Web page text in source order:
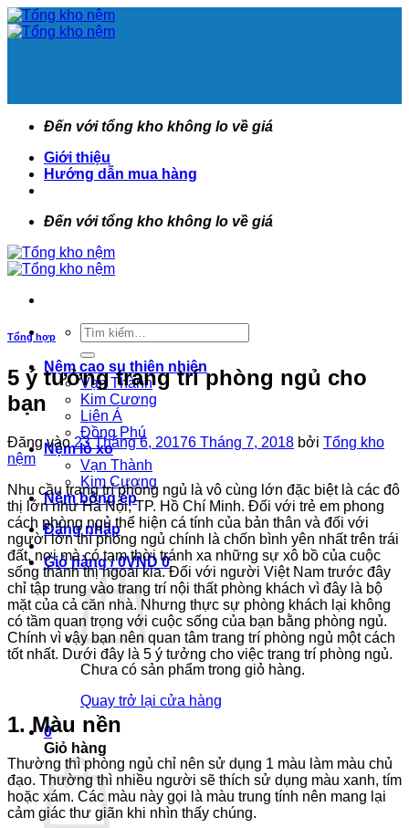
Bỏ
qua
Đến với tổng kho không lo về giá
Giới thiệu
Hướng dẫn mua hàng
Đến với tổng kho không lo về giá
Tìm
kiếm:
Nệm cao su thiên nhiên
Vạn Thành
Kim Cương
Liên Á
Đồng Phú
Nệm lò xo
Vạn Thành
Kim Cương
Nệm bông ép
Đăng nhập
Giỏ hàng /0VND 0
Chưa có sản phẩm trong giỏ hàng.
Quay trở lại cửa hàng
0
Giỏ hàng
Tổng hợp
5 ý tưởng trang trí phòng ngủ cho
bạn
Đăng vào23 Tháng 6, 20176 Tháng 7, 2018 bởi Tổng kho
nệm
Nhu cầu trang trí phòng ngủ là vô cùng lớn đặc biệt là các đô
thị lớn như Hà Nội, TP. Hồ Chí Minh. Đối với trẻ em phong
cách phòng ngủ thể hiện cá tính của bản thân và đối với
người lớn thì phòng ngủ chính là chốn bình yên nhất trên trái
đất, nơi mà có tạm thời tránh xa những sự xô bồ của cuộc
sống thành thị ngoài kia. Đối với người Việt Nam trước đây
chỉ tập trung vào trang trí nội thất phòng khách vì đây là bộ
mặt của cả căn nhà. Nhưng thực sự phòng khách lại không
có tầm quan trọng với cuộc sống của bạn bằng phòng ngủ.
Chính vì vậy bạn nên quan tâm trang trí phòng ngủ một cách
tốt nhất. Dưới đây là 5 ý tưởng cho việc trang trí phòng ngủ.
1. Màu nền
Thường thì phòng ngủ chỉ nên sử dụng 1 màu làm màu chủ
đạo. Thường thì nhiều người sẽ thích sử dụng màu xanh, tím
hoặc xám. Các màu này gọi là màu trung tính nên mang lại
cảm giác thư giãn khi nhìn thấy chúng.